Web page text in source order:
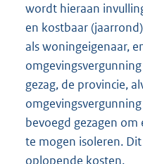
wordt hieraan
en kostbaar
als woningeigenaar,
gezag, de provincie,
bevoegd gezagen
te mogen isoleren.
oplopende kosten.